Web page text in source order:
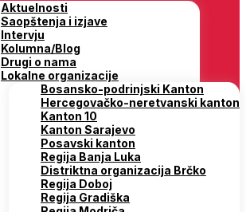
Aktuelnosti
Saopštenja i izjave
Intervju
Kolumna/Blog
Drugi o nama
Lokalne organizacije
Bosansko-podrinjski Kanton
Hercegovačko-neretvanski kanton
Kanton 10
Kanton Sarajevo
Posavski kanton
Regija Banja Luka
Distriktna organizacija Brčko
Regija Doboj
Regija Gradiška